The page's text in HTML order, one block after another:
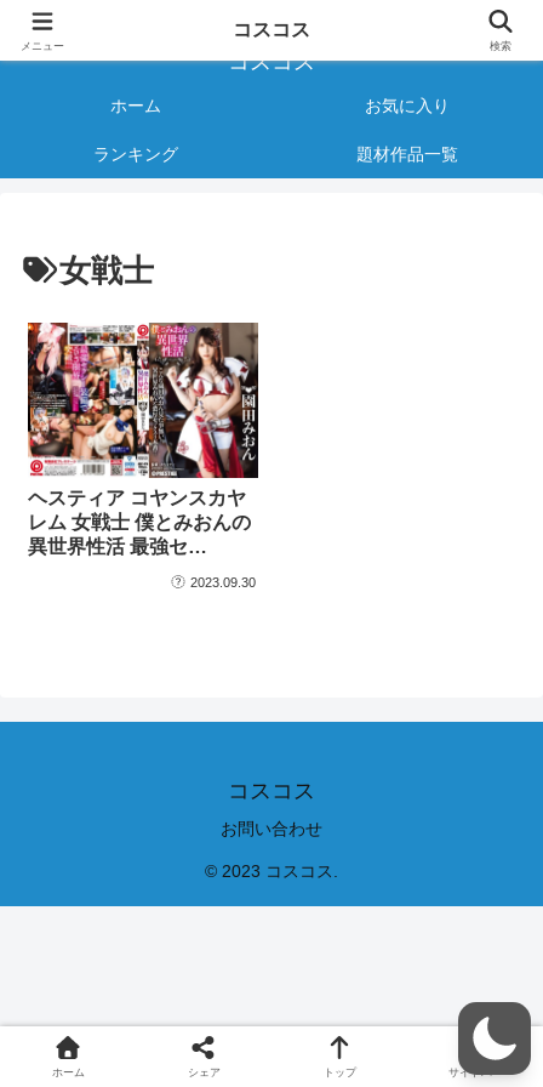
様々なジャンルのコスプレAVをご紹介する情報サイト
コスコス
ホーム お気に入り
ランキング 題材作品一覧
女戦士
ヘスティア コヤンスカヤ
レム 女戦士 僕とみおんの
異世界性活 最強セ…
2023.09.30
コスコス
お問い合わせ
© 2023 コスコス.
メニュー
コスコス
検索
ホーム シェア トップ サイドバー